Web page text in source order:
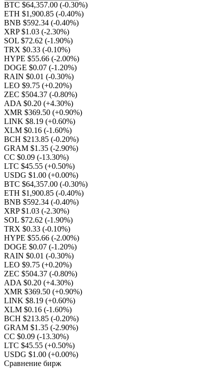
BTC $64,357.00 (-0.30%)
ETH $1,900.85 (-0.40%)
BNB $592.34 (-0.40%)
XRP $1.03 (-2.30%)
SOL $72.62 (-1.90%)
TRX $0.33 (-0.10%)
HYPE $55.66 (-2.00%)
DOGE $0.07 (-1.20%)
RAIN $0.01 (-0.30%)
LEO $9.75 (+0.20%)
ZEC $504.37 (-0.80%)
ADA $0.20 (+4.30%)
XMR $369.50 (+0.90%)
LINK $8.19 (+0.60%)
XLM $0.16 (-1.60%)
BCH $213.85 (-0.20%)
GRAM $1.35 (-2.90%)
CC $0.09 (-13.30%)
LTC $45.55 (+0.50%)
USDG $1.00 (+0.00%)
BTC $64,357.00 (-0.30%)
ETH $1,900.85 (-0.40%)
BNB $592.34 (-0.40%)
XRP $1.03 (-2.30%)
SOL $72.62 (-1.90%)
TRX $0.33 (-0.10%)
HYPE $55.66 (-2.00%)
DOGE $0.07 (-1.20%)
RAIN $0.01 (-0.30%)
LEO $9.75 (+0.20%)
ZEC $504.37 (-0.80%)
ADA $0.20 (+4.30%)
XMR $369.50 (+0.90%)
LINK $8.19 (+0.60%)
XLM $0.16 (-1.60%)
BCH $213.85 (-0.20%)
GRAM $1.35 (-2.90%)
CC $0.09 (-13.30%)
LTC $45.55 (+0.50%)
USDG $1.00 (+0.00%)
Сравнение бирж